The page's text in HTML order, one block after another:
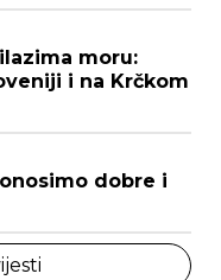
moru:
i na Krčkom
dobre i